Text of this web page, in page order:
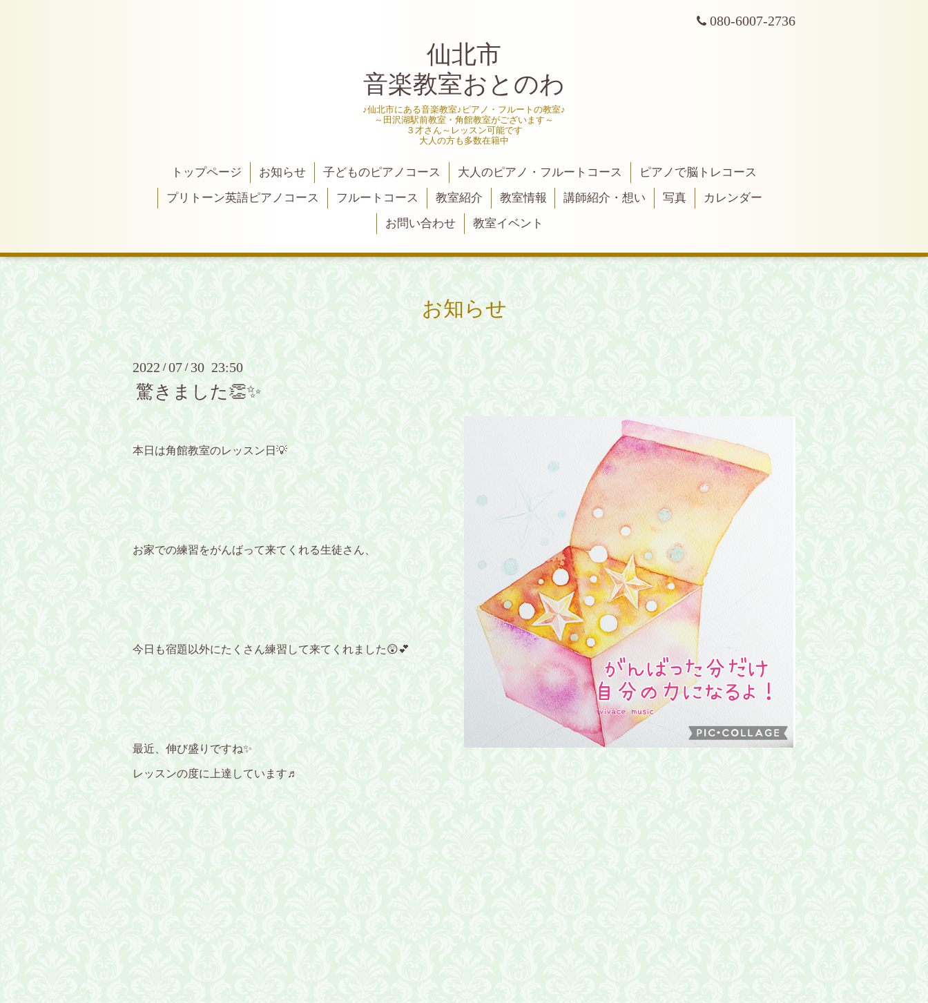
080-6007-2736
仙北市
音楽教室おとのわ
♪仙北市にある音楽教室♪ピアノ・フルートの教室♪
～田沢湖駅前教室・角館教室がございます～
３才さん～レッスン可能です
大人の方も多数在籍中
トップページ お知らせ 子どものピアノコース 大人のピアノ・フルートコース
ピアノで脳トレコース
プリトーン英語ピアノコース
フルートコース 教室紹介 教室情報 講師紹介・想い 写真
カレンダー
お問い合わせ
教室イベント
お知らせ
2022 /07 / 30 23:50
驚きました👏✨
本日は角館教室のレッスン日💡
お家での練習をがんばって来てくれる生徒さん、
今日も宿題以外にたくさん練習して来てくれました😲💕
最近、伸び盛りですね✨
レッスンの度に上達しています♬